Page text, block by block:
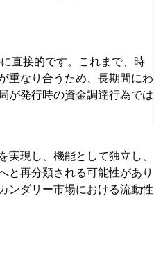
直接的です。これまで、時
重なり合うため、長期間にわ
が発行時の資金調達行為では
現し、機能として独立し、
と再分類される可能性があり
ンダリー市場における流動性